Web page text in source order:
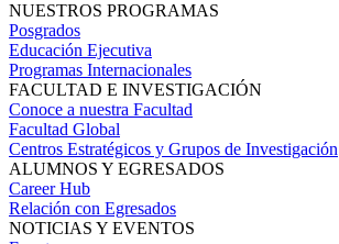
NUESTROS PROGRAMAS
Posgrados
Educación Ejecutiva
Programas Internacionales
FACULTAD E INVESTIGACIÓN
Conoce a nuestra Facultad
Facultad Global
Centros Estratégicos y Grupos de Investigación
ALUMNOS Y EGRESADOS
Career Hub
Relación con Egresados
NOTICIAS Y EVENTOS